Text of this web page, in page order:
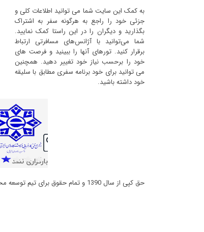
به کمک این سایت شما می توانید اطلاعات کلی و
جزئی خود را راجع به هرگونه سفر به اشتراک
بگذارید و دیگران را در این راستا کمک نمایید.
شما می‌توانید با آژانس‌های مسافرتی ارتباط
برقرار کنید. تورهای آنها را ببینید و فرصت های
خود را برحسب نیاز خود تغییر دهید. همچنین
می توانید برای خود برنامه سفری مطابق با سلیقه
خود داشته باشید.
حق کپی از سال 1390 و تمام حقوق برای تیم توسعه محفوظ است و کپی مطالب با ذکر منبع بلامانع است (ورژن 2.6.6.14)